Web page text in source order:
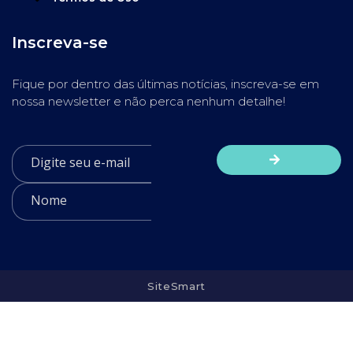
Inscreva-se
Fique por dentro das últimas notícias, inscreva-se em
nossa newsletter e não perca nenhum detalhe!
SiteSmart